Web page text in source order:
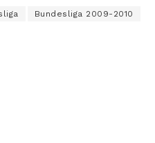
Bundesliga 2009-2010